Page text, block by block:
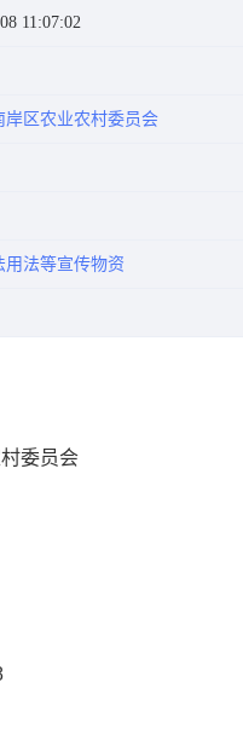
11:07:02
岸区农业农村委员会
用法等宣传物资
委员会